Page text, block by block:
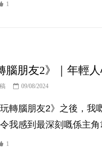
1
腦朋友2》｜年輕
09/08/2024
轉腦朋友2》之後，我
我感到最深刻嘅係主
1